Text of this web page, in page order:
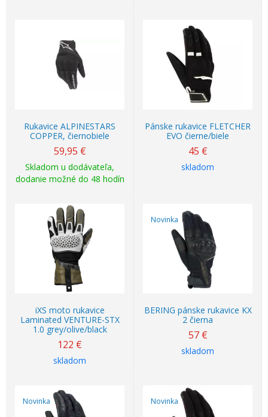
Rukavice ALPINESTARS
COPPER, čiernobiele
59,95 €
Skladom u dodávateľa,
dodanie možné do 48 hodín
Pánske rukavice FLETCHER
EVO čierne/biele
45 €
skladom
iXS moto rukavice
Laminated VENTURE-STX
1.0 grey/olive/black
122 €
skladom
Novinka
BERING pánske rukavice KX
2 čierna
57 €
skladom
Novinka Novinka